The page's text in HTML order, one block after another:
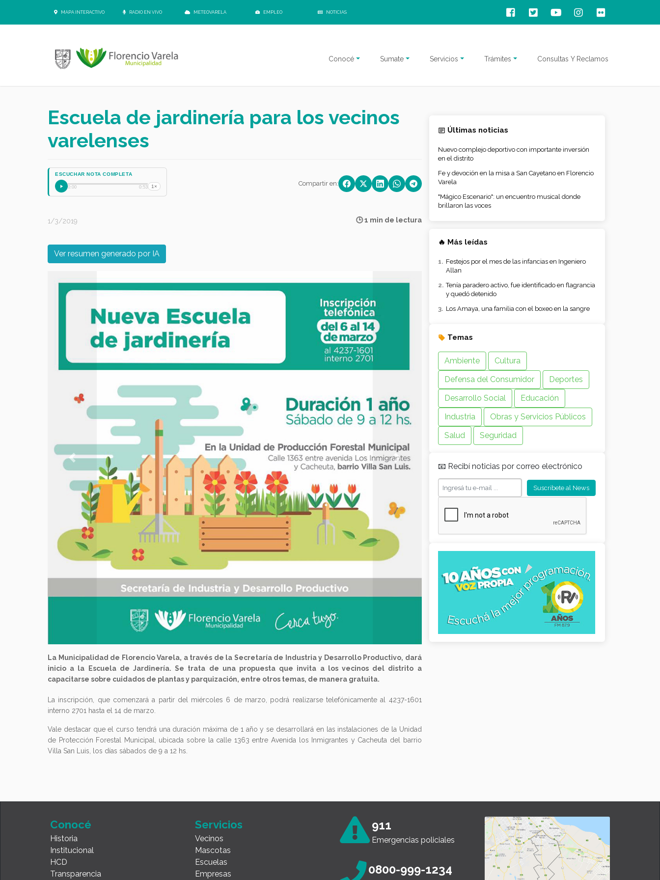
MAPA INTERACTIVO RADIO EN VIVO METEOVARELA EMPLEO NOTICIAS
Conocé Sumate Servicios Trámites Consultas Y Reclamos
Escuela de jardinería para los vecinos
varelenses
ESCUCHAR NOTA COMPLETA
0:00 0:53 1× Compartir en:
1/3/2019 🕒 1 min de lectura
Ver resumen generado por IA
Previous Next
La Municipalidad de Florencio Varela, a través de la Secretaría de Industria y Desarrollo Productivo, dará
inicio a la Escuela de Jardinería. Se trata de una propuesta que invita a los vecinos del distrito a
capacitarse sobre cuidados de plantas y parquización, entre otros temas, de manera gratuita.
La inscripción, que comenzará a partir del miércoles 6 de marzo, podrá realizarse telefónicamente al 4237-1601
interno 2701 hasta el 14 de marzo.
Vale destacar que el curso tendrá una duración máxima de 1 año y se desarrollará en las instalaciones de la Unidad
de Protección Forestal Municipal, ubicada sobre la calle 1363 entre Avenida los Inmigrantes y Cacheuta del barrio
Villa San Luis, los días sábados de 9 a 12 hs.
Últimas noticias
Nuevo complejo deportivo con importante inversión
en el distrito
Fe y devoción en la misa a San Cayetano en Florencio
Varela
"Mágico Escenario": un encuentro musical donde
brillaron las voces
🔥 Más leídas
Festejos por el mes de las infancias en Ingeniero
Allan
Tenía paradero activo, fue identificado en flagrancia
y quedó detenido
Los Amaya, una familia con el boxeo en la sangre
Temas
Ambiente
Cultura
Defensa del Consumidor
Deportes
Desarrollo Social
Educación
Industria
Obras y Servicios Públicos
Salud
Seguridad
📧 Recibí noticias por correo electrónico
Conocé
Historia
Institucional
HCD
Transparencia
Servicios
Vecinos
Mascotas
Escuelas
Empresas
911
Emergencias policiales
0800-999-1234